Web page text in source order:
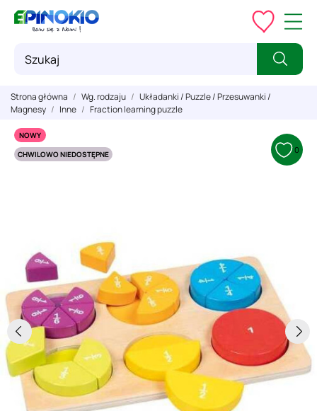
Strona główna Wg. rodzaju
Układanki / Puzzle / Przesuwanki /
Magnesy
Inne Fraction learning puzzle
NOWY
CHWILOWO NIEDOSTĘPNE
0